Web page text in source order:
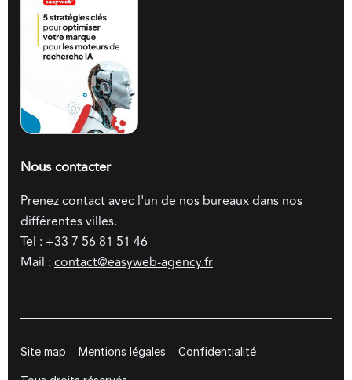
Nous contacter
Prenez contact avec l'un de nos bureaux dans nos
différentes villes.
Tel : +33 7 56 81 51 46
Mail : contact@easyweb-agency.fr
Site map Mentions légales Confidentialité